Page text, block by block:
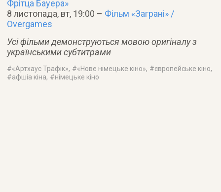
Фрітца Бауера»
8 листопада, вт, 19:00 – Фільм «Заграні» /
Overgames
Усі фільми демонструються мовою оригіналу з
українськими субтитрами
#«Артхаус Трафік», #«Нове німецьке кіно», #європейське кіно,
#афшіа кіна, #німецьке кіно